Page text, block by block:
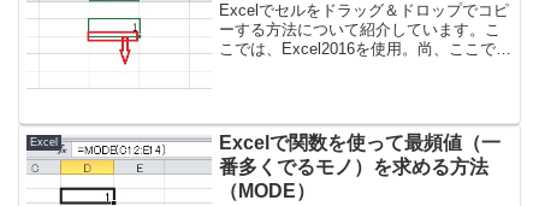
Excelでセルをドラッグ＆ドロップでコピ
ーする方法について紹介しています。こ
こでは、Excel2016を使用。尚、ここで説
コピーや...
Excel
Excelで関数を使って最頻値（一
番多くでるモノ）を求める方法
（MODE）